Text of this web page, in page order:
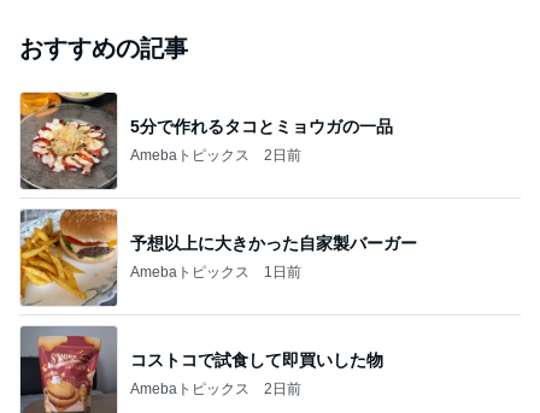
おすすめの記事
5分で作れるタコとミョウガの一品
Amebaトピックス 2日前
予想以上に大きかった自家製バーガー
Amebaトピックス 1日前
コストコで試食して即買いした物
Amebaトピックス 2日前